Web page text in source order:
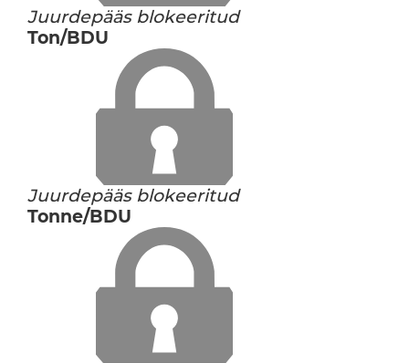
Juurdepääs blokeeritud
Ton/BDU
Juurdepääs blokeeritud
Tonne/BDU